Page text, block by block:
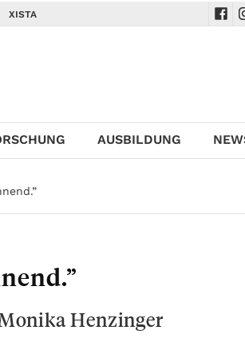
XISTA
AUSBILDUNG
Henzinger